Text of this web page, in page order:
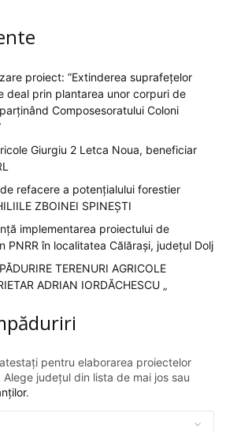
proiect: ”Extinderea suprafețelor
deal prin plantarea unor corpuri de
Composesoratului Coloni
Giurgiu 2 Letca Noua, beneficiar
refacere a potențialului forestier
ZBOINEI SPINEȘTI
implementarea proiectului de
PNRR în localitatea Călărași, județul Dolj
TERENURI AGRICOLE
ADRIAN IORDĂCHESCU „
pentru elaborarea proiectelor
județul din lista de mai jos sau
.